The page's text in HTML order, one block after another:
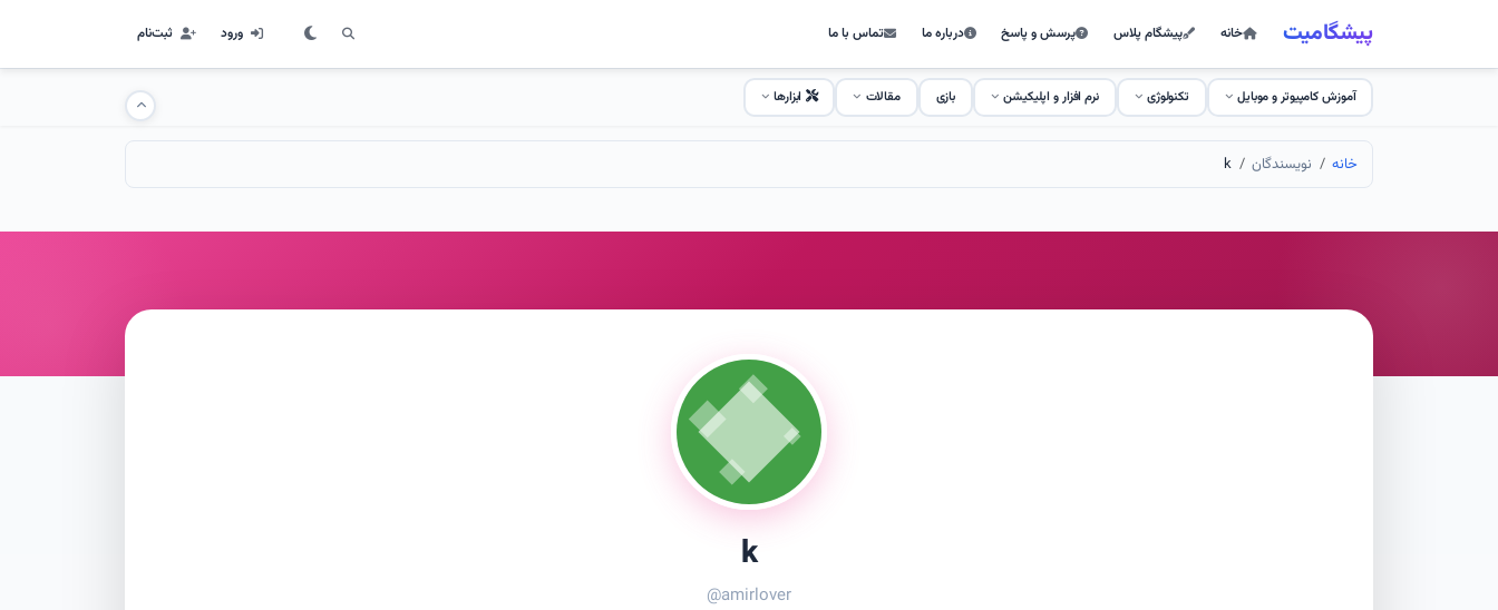
پیشگامیت خانه پیشگام پلاس پرسش و پاسخ درباره ما تماس با ما ورود ثبت‌نام
آموزش کامپیوتر و موبایل تکنولوژی نرم افزار و اپلیکیشن بازی مقالات ابزارها
خانه نویسندگان k
k
@amirlover